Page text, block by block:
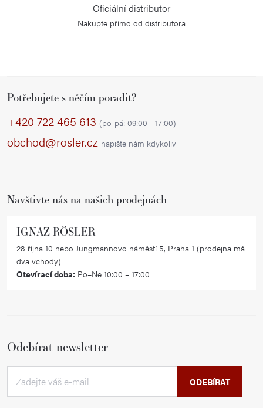
Oficiální distributor
Nakupte přímo od distributora
Potřebujete s něčím poradit?
+420 722 465 613 (po-pá: 09:00 - 17:00)
obchod@rosler.cz napište nám kdykoliv
Navštivte nás na našich prodejnách
IGNAZ RÖSLER
28 října 10 nebo Jungmannovo náměstí 5, Praha 1 (prodejna má
dva vchody)
Otevírací doba: Po–Ne 10:00 – 17:00
Odebírat newsletter
ODEBÍRAT